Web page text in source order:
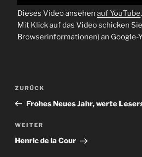
Dieses Video ansehen auf YouTube.
Mit Klick auf das Video schicken
Browserinformationen) an Google-
Beitragsnavigation
Vorheriger
Beitrag
ZURÜCK
Frohes Neues Jahr, werte
Nächster
Beitrag
WEITER
Henric de la Cour